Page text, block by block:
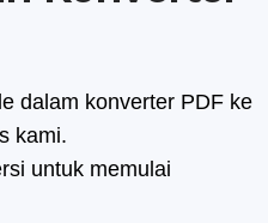
dalam konverter PDF ke
kami.
untuk memulai